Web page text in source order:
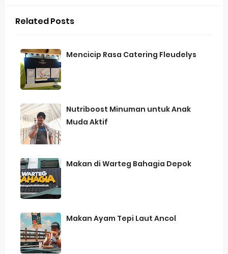
Related Posts
Mencicip Rasa Catering Fleudelys
Nutriboost Minuman untuk Anak
Muda Aktif
Makan di Warteg Bahagia Depok
Makan Ayam Tepi Laut Ancol